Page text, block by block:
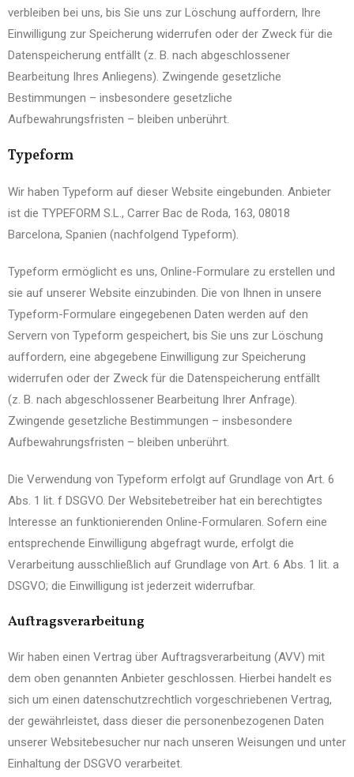
verbleiben bei uns, bis Sie uns zur Löschung auffordern, Ihre
Einwilligung zur Speicherung widerrufen oder der Zweck für die
Datenspeicherung entfällt (z. B. nach abgeschlossener
Bearbeitung Ihres Anliegens). Zwingende gesetzliche
Bestimmungen – insbesondere gesetzliche
Aufbewahrungsfristen – bleiben unberührt.
Typeform
Wir haben Typeform auf dieser Website eingebunden. Anbieter
ist die TYPEFORM S.L., Carrer Bac de Roda, 163, 08018
Barcelona, Spanien (nachfolgend Typeform).
Typeform ermöglicht es uns, Online-Formulare zu erstellen und
sie auf unserer Website einzubinden. Die von Ihnen in unsere
Typeform-Formulare eingegebenen Daten werden auf den
Servern von Typeform gespeichert, bis Sie uns zur Löschung
auffordern, eine abgegebene Einwilligung zur Speicherung
widerrufen oder der Zweck für die Datenspeicherung entfällt
(z. B. nach abgeschlossener Bearbeitung Ihrer Anfrage).
Zwingende gesetzliche Bestimmungen – insbesondere
Aufbewahrungsfristen – bleiben unberührt.
Die Verwendung von Typeform erfolgt auf Grundlage von Art. 6
Abs. 1 lit. f DSGVO. Der Websitebetreiber hat ein berechtigtes
Interesse an funktionierenden Online-Formularen. Sofern eine
entsprechende Einwilligung abgefragt wurde, erfolgt die
Verarbeitung ausschließlich auf Grundlage von Art. 6 Abs. 1 lit. a
DSGVO; die Einwilligung ist jederzeit widerrufbar.
Auftragsverarbeitung
Wir haben einen Vertrag über Auftragsverarbeitung (AVV) mit
dem oben genannten Anbieter geschlossen. Hierbei handelt es
sich um einen datenschutzrechtlich vorgeschriebenen Vertrag,
der gewährleistet, dass dieser die personenbezogenen Daten
unserer Websitebesucher nur nach unseren Weisungen und unter
Einhaltung der DSGVO verarbeitet.